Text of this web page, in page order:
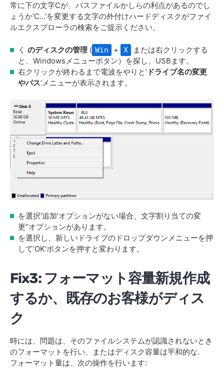
常に下の文字Cが、パスファイルかしらの利点があるのでし
ょうか’C…’を変更する文字の外付けハードディスクがファイ
ルエクスプローラの検索をご提示ください。
く のディスクの管理 ( Win + X
または右クリックする
と、Windowsメニューボタン）を探し、USBます。
右クリックが終わるまで電波をやりと’ ドライブ名の変更
やパス‘メニューが表示されます。
を選択’追加’オプションがない場合、文字割り当ての変
更”オプションがあります。
を選択し、新しいドライブのドロップダウンメニューを押
して’OK’ボタンを押すと変わります。
Fix3: フォーマット容量新規作成
するか、既存のお客様がディス
ク
時には、問題は、そのファイルシステムが認識されないとき
のフォーマットを行い、またはディスク容量は平和的な.
フォーマット量は、次の操作を行います: